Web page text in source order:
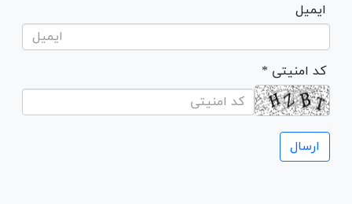
ایمیل
* کد امنیتی